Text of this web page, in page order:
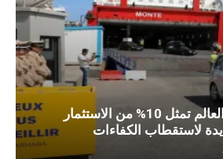
استثمارات مغاربة العالم تمثل 10% من الاستثمار
لاستقطاب الكفاءات